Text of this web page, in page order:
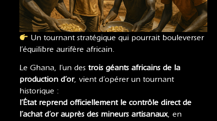
Un tournant stratégique qui pourrait bouleverser
l’équilibre aurifère africain.
Le Ghana, l’un des trois géants africains de la
production d’or, vient d’opérer un tournant
historique :
l’État reprend officiellement le contrôle direct de
l’achat d’or auprès des mineurs artisanaux, en